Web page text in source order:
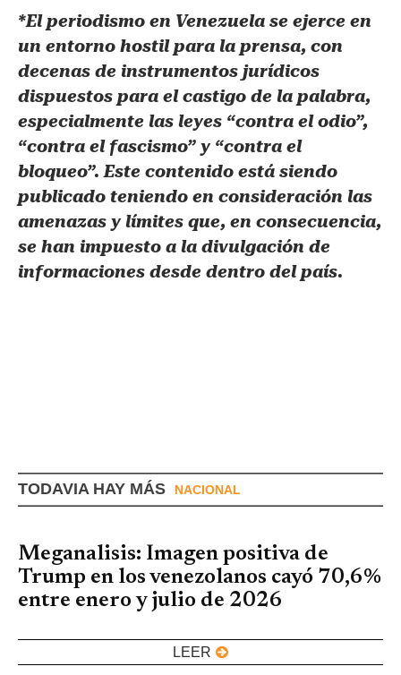
*El periodismo en Venezuela se ejerce en
un entorno hostil para la prensa, con
decenas de instrumentos jurídicos
dispuestos para el castigo de la palabra,
especialmente las leyes “contra el odio”,
“contra el fascismo” y “contra el
bloqueo”. Este contenido está siendo
publicado teniendo en consideración las
amenazas y límites que, en consecuencia,
se han impuesto a la divulgación de
informaciones desde dentro del país.
TODAVIA HAY MÁS NACIONAL
Meganalisis: Imagen positiva de
Trump en los venezolanos cayó 70,6%
entre enero y julio de 2026
LEER